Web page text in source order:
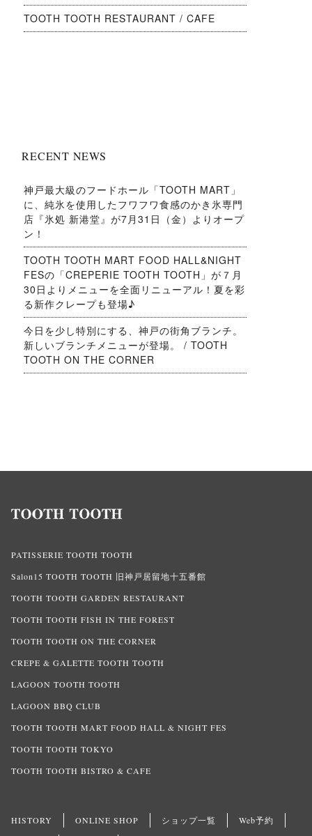
TOOTH TOOTH RESTAURANT / CAFE
RECENT NEWS
神戸最大級のフードホール「TOOTH MART」
に、純氷を使用したフワフワ食感のかき氷専門
店『氷処 新港堂』が7月31日（金）よりオープ
ン！
TOOTH TOOTH MART FOOD HALL&NIGHT
FESの「CREPERIE TOOTH TOOTH」が７月
30日よりメニューを全面リニューアル！夏を彩
る新作クレープも登場♪
今日を少し特別にする、神戸の街角ブランチ。
新しいブランチメニューが登場。 / TOOTH
TOOTH ON THE CORNER
PATISSERIE TOOTH TOOTH
Salon15 TOOTH TOOTH 旧神戸居留地十五番館
TOOTH TOOTH GARDEN RESTAURANT
TOOTH TOOTH FISH IN THE FOREST
TOOTH TOOTH ON THE CORNER
CREPE & GALETTE TOOTH TOOTH
LAGOON TOOTH TOOTH
LAGOON BBQ CLUB
TOOTH TOOTH MART FOOD HALL & NIGHT FES
TOOTH TOOTH TOKYO
TOOTH TOOTH BISTRO & CAFE
HISTORY ONLINE SHOP ショップ一覧 Web予約